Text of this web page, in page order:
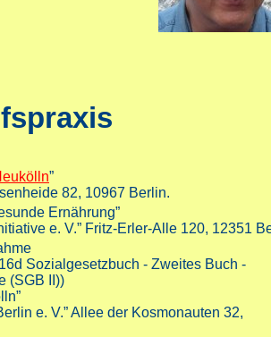
”
82, 10967 Berlin.
Ernährung”
e. V.” Fritz-Erler-Alle 120, 12351
Sozialgesetzbuch - Zweites Buch -
(SGB II))
e. V.” Allee der Kosmonauten 32,